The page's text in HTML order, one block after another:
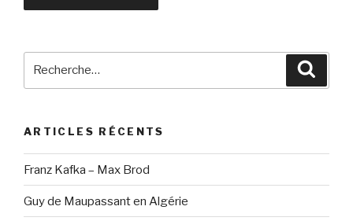
ARTICLES RÉCENTS
Franz Kafka – Max Brod
Guy de Maupassant en Algérie